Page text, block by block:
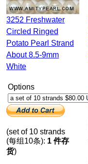
3252 Freshwater
Circled Ringed
Potato Pearl Strand
About 8.5-9mm
White
Options
(set of 10 strands
(每组10条): 1 件存
货)